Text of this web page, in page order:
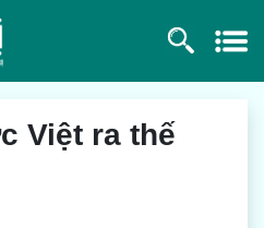
Việt ra thế